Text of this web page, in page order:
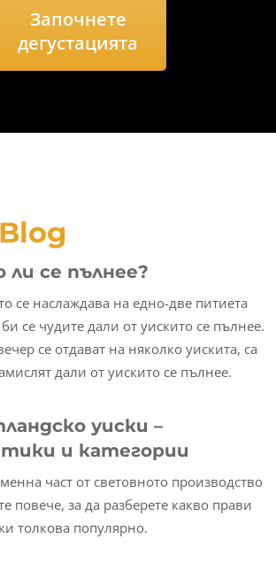
Започнете
дегустацията
се пълнее?
се наслаждава на едно-две питиета
се чудите дали от уискито се пълнее.
се отдават на няколко уискита, са
дали от уискито се пълнее.
уиски –
и категории
част от световното производство
повече, за да разберете какво прави
толкова популярно.